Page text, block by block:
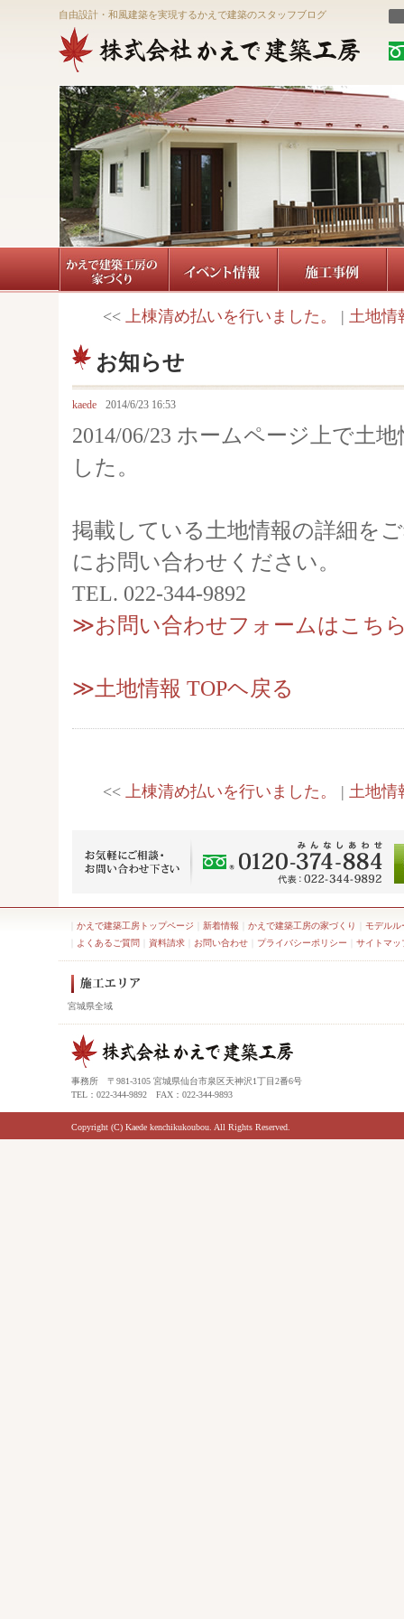
自由設計・和風建築を実現するかえで建築のスタッフブログ
<< 上棟清め払いを行いました。 | 土地情
お知らせ
kaede 2014/6/23 16:53
2014/06/23 ホームページ上で土
した。
掲載している土地情報の詳細を
にお問い合わせください。
TEL. 022-344-9892
≫お問い合わせフォームはこち
≫土地情報 TOPヘ戻る
<< 上棟清め払いを行いました。 | 土地情
かえで建築工房トップページ 新着情報 かえで建築工房の家づくり
モデルル
よくあるご質問 資料請求 お問い合わせ プライバシーポリシー サイトマッ
宮城県全域
事務所 〒981-3105 宮城県仙台市泉区天神沢1丁目2番6号
TEL：022-344-9892 FAX：022-344-9893
Copyright (C) Kaede kenchikukoubou. All Rights Reserved.